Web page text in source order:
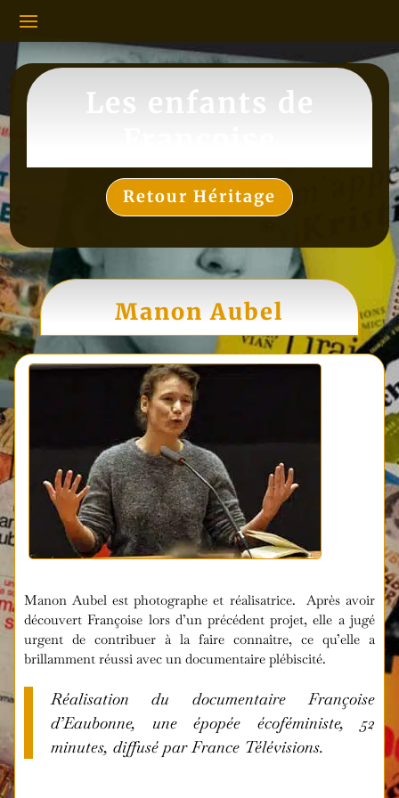
Les enfants de
Retour Héritage
Manon Aubel
Manon Aubel est photographe et réalisatrice. Après avoir
découvert Françoise lors d’un précédent projet, elle a jugé
urgent de contribuer à la faire connaître, ce qu’elle a
brillamment réussi avec un documentaire plébiscité.
Réalisation du documentaire Françoise
d’Eaubonne, une épopée écoféministe, 52
minutes, diffusé par France Télévisions.